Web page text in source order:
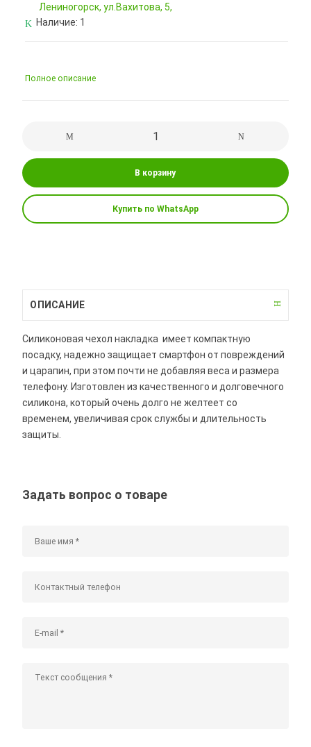
Лениногорск, ул.Вахитова, 5,
Наличие: 1
Полное описание
В корзину
Купить по WhatsApp
ОПИСАНИЕ
Силиконовая чехол накладка имеет компактную
посадку, надежно защищает смартфон от повреждений
и царапин, при этом почти не добавляя веса и размера
телефону. Изготовлен из качественного и долговечного
силикона, который очень долго не желтеет со
временем, увеличивая срок службы и длительность
защиты.
Задать вопрос о товаре